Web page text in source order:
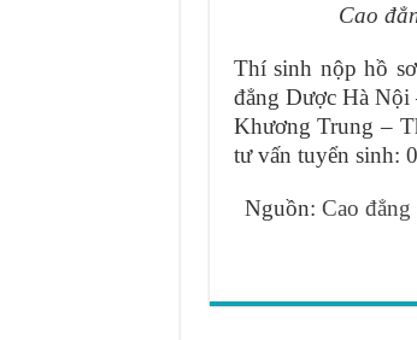
Cao
Thí sinh nộp hồ
đẳng Dược Hà Nội
Khương Trung –
tư vấn tuyển sinh:
Nguồn: Cao